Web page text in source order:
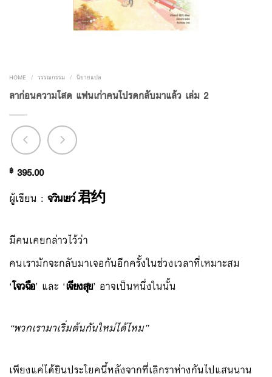
HOME / วรรณกรรม / นิยายแปล
ลาก่อนความโสด แฟนเก่าคนโปรดกลับมาแล้ว เล่ม 2
฿ 395.00
ผู้เขียน : จวินเยว์ 君约
มีคนเคยกล่าวไว้ว่า
คนเรามักจะกลับมาเจอกันอีกครั้งในช่วงเวลาที่เหมาะสม
‘โจวฉือ’ และ ‘เจียงสุย’ อาจเป็นหนึ่งในนั้น
“พวกเรามาเริ่มต้นกันใหม่ได้ไหม”
เพียงแค่ได้ยินประโยคนี้หลังจากที่เลิกราห่างกันไปแสนนาน